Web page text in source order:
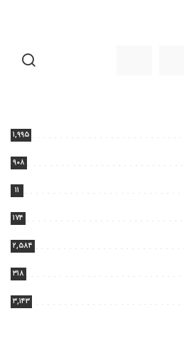
۱,۹۹۵
۹۰۸
۱۱
۱۷۴
۲,۵۸۴
۳۱۸
۳,۱۴۳